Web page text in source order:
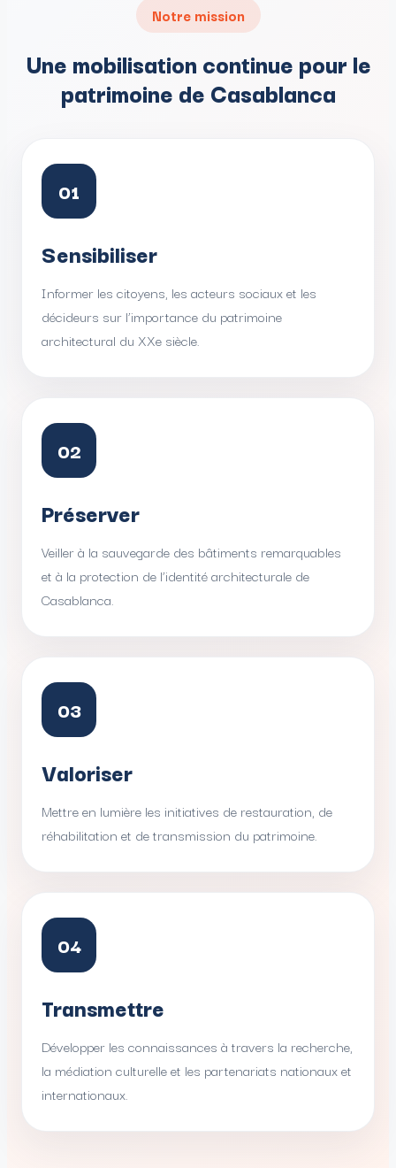
Notre mission
Une mobilisation continue pour le
patrimoine de Casablanca
01
Sensibiliser
Informer les citoyens, les acteurs sociaux et les
décideurs sur l’importance du patrimoine
architectural du XXe siècle.
02
Préserver
Veiller à la sauvegarde des bâtiments remarquables
et à la protection de l’identité architecturale de
Casablanca.
03
Valoriser
Mettre en lumière les initiatives de restauration, de
réhabilitation et de transmission du patrimoine.
04
Transmettre
Développer les connaissances à travers la recherche,
la médiation culturelle et les partenariats nationaux et
internationaux.